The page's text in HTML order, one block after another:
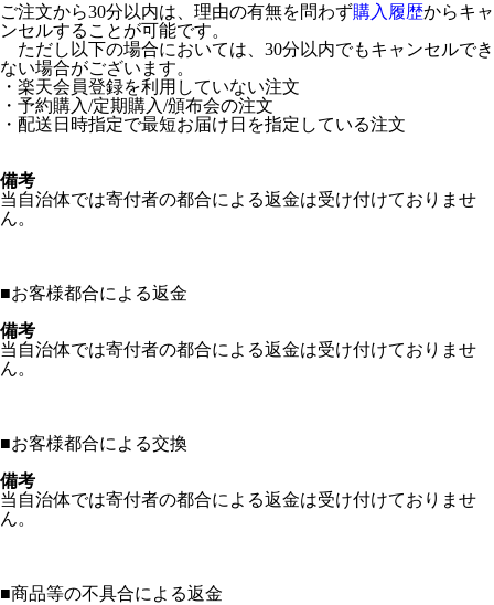
ご注文から30分以内は、理由の有無を問わず購入履歴からキャ
ンセルすることが可能です。
ただし以下の場合においては、30分以内でもキャンセルでき
ない場合がございます。
・楽天会員登録を利用していない注文
・予約購入/定期購入/頒布会の注文
・配送日時指定で最短お届け日を指定している注文
備考
当自治体では寄付者の都合による返金は受け付けておりませ
ん。
■お客様都合による返金
備考
当自治体では寄付者の都合による返金は受け付けておりませ
ん。
■お客様都合による交換
備考
当自治体では寄付者の都合による返金は受け付けておりませ
ん。
■商品等の不具合による返金